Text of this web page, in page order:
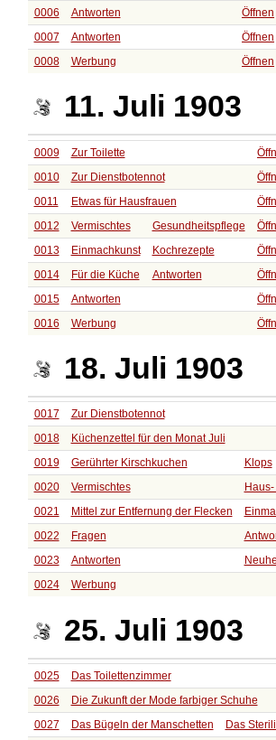
0006
Antworten
Öffnen
0007
Antworten
Öffnen
0008
Werbung Öffnen
11. Juli 1903
0009 Zur Toilette
0010
Zur Dienstbotennot
0011
Etwas für Hausfrauen
0012
Vermischtes Gesundheitspflege
0013
Einmachkunst Kochrezepte
0014
Für die Küche Antworten
0015
Antworten
0016
Werbung
18. Juli 1903
0017
Zur Dienstbotennot
0018
Küchenzettel für den Monat Juli
0019
Gerührter Kirschkuchen
Klops
0020
Vermischtes
0021
Mittel zur Entfernung der Flecken
0022
Fragen
0023
Antworten
0024
Werbung
25. Juli 1903
0025
Das Toilettenzimmer
0026
Die Zukunft der Mode farbiger Schuhe
0027
Das Bügeln der Manschetten
Das